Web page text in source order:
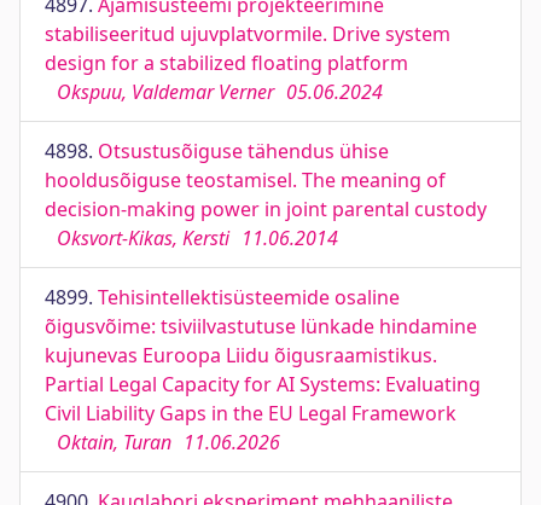
stabiliseeritud ujuvplatvormile. Drive system
design for a stabilized floating platform
Okspuu, Valdemar Verner 05.06.2024
4898. Otsustusõiguse tähendus ühise
hooldusõiguse teostamisel. The meaning of
decision-making power in joint parental custody
Oksvort-Kikas, Kersti 11.06.2014
4899. Tehisintellektisüsteemide osaline
õigusvõime: tsiviilvastutuse lünkade hindamine
kujunevas Euroopa Liidu õigusraamistikus.
Partial Legal Capacity for AI Systems: Evaluating
Civil Liability Gaps in the EU Legal Framework
Oktain, Turan 11.06.2026